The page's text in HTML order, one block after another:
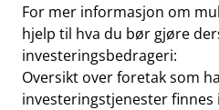
For mer informasjon om
hjelp til hva du bør gjøre
investeringsbedrageri:
Oversikt over foretak som
investeringstjenester finnes i